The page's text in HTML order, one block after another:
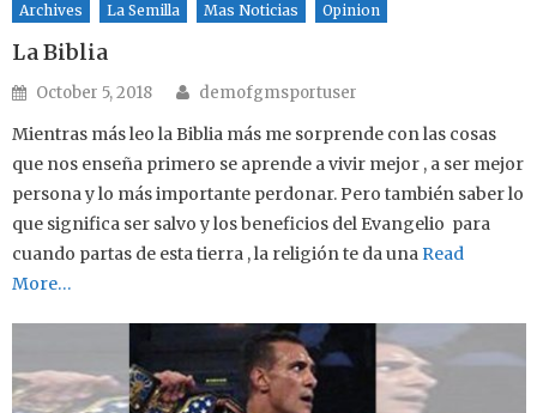
Archives La Semilla Mas Noticias Opinion
La Biblia
Posted on
October 5, 2018 Author
demofgmsportuser
Mientras más leo la Biblia más me sorprende con las cosas
que nos enseña primero se aprende a vivir mejor , a ser mejor
persona y lo más importante perdonar. Pero también saber lo
que significa ser salvo y los beneficios del Evangelio para
cuando partas de esta tierra , la religión te da una Read
More…